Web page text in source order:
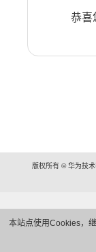
本站点使用Cookies，
恭喜
版权所有 © 华为技